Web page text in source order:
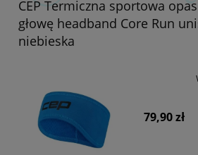
CEP Termiczna sportowa
głowę headband Core Run
niebieska
79,90 zł